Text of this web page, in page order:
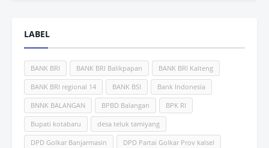
LABEL
BANK BRI BANK BRI Balikpapan BANK BRI Kalteng
BANK BRI regional 14 BANK BSI Bank Indonesia
BNNK BALANGAN BPBD Balangan BPK RI
Bupati kotabaru desa teluk tamiyang
DPD Golkar Banjarmasin DPD Partai Golkar Prov kalsel